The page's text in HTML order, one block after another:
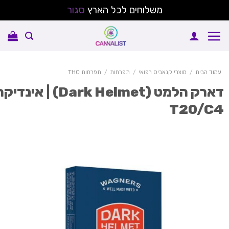
משלוחים לכל הארץסגור
עמוד הבית / מוצרי קנאביס רפואי / תפרחות / תפרחות THC
דארק הלמט (Dark Helmet) | אינדיקה
T20/